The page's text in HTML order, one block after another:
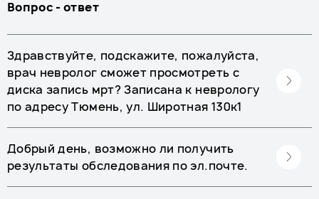
Вопрос - ответ
Здравствуйте, подскажите, пожалуйста,
врач невролог сможет просмотреть с
диска запись мрт? Записана к неврологу
по адресу Тюмень, ул. Широтная 130к1
Добрый день, возможно ли получить
результаты обследования по эл.почте.